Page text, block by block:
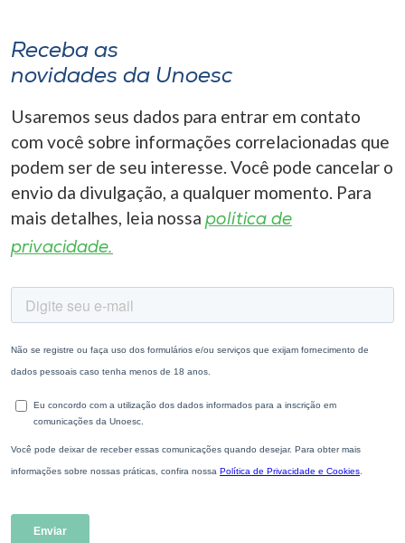
Receba as
novidades da Unoesc
Usaremos seus dados para entrar em contato
com você sobre informações correlacionadas que
podem ser de seu interesse. Você pode cancelar o
envio da divulgação, a qualquer momento. Para
mais detalhes, leia nossa política de
privacidade.